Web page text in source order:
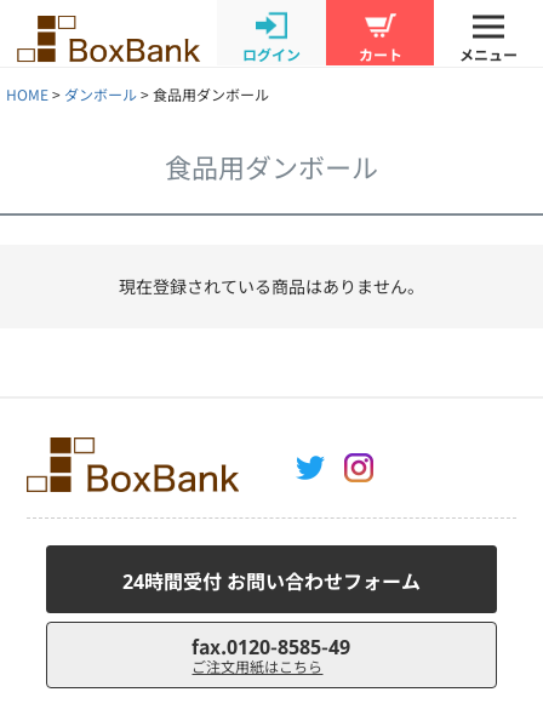
ログイン カート
メニュー
HOME
ダンボール 食品用ダンボール
食品用ダンボール
現在登録されている商品はありません。
24時間受付 お問い合わせフォーム
fax.0120-8585-49
ご注文用紙はこちら